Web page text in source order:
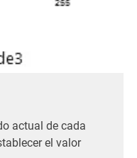
actual de cada
el valor